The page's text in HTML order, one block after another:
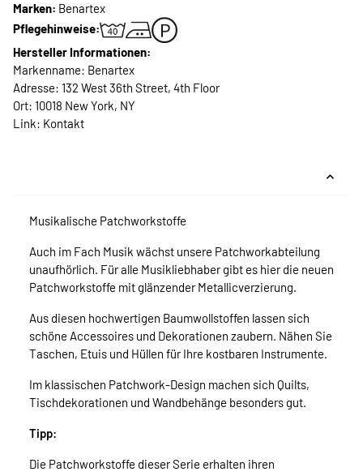
Marken: Benartex
Pflegehinweise:
Hersteller Informationen:
Markenname: Benartex
Adresse: 132 West 36th Street, 4th Floor
Ort: 10018 New York, NY
Link: Kontakt
Musikalische Patchworkstoffe
Auch im Fach Musik wächst unsere Patchworkabteilung
unaufhörlich. Für alle Musikliebhaber gibt es hier die neuen
Patchworkstoffe mit glänzender Metallicverzierung.
Aus diesen hochwertigen Baumwollstoffen lassen sich
schöne Accessoires und Dekorationen zaubern. Nähen Sie
Taschen, Etuis und Hüllen für Ihre kostbaren Instrumente.
Im klassischen Patchwork-Design machen sich Quilts,
Tischdekorationen und Wandbehänge besonders gut.
Tipp:
Die Patchworkstoffe dieser Serie erhalten ihren